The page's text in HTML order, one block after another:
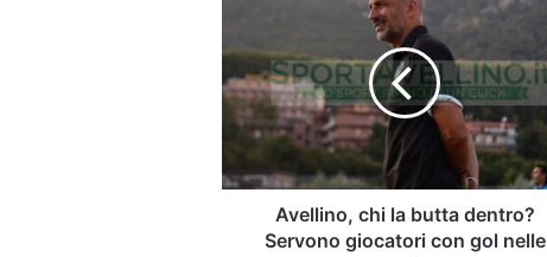
butta
dentro?
Servono
giocatori
gol
gambe
Avellino, chi la butta dentro?
Servono giocatori con gol nelle